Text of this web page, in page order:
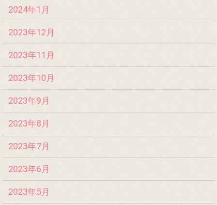
2024年1月
2023年12月
2023年11月
2023年10月
2023年9月
2023年8月
2023年7月
2023年6月
2023年5月